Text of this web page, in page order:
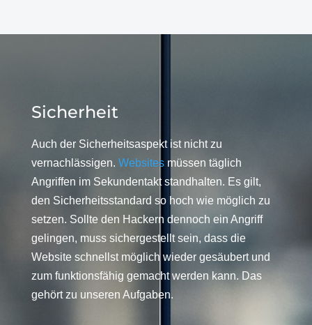
Sicherheit
Auch der Sicherheitsaspekt ist nicht zu
vernachlässigen. Websitesmüssen täglich
Angriffen im Sekundentakt standhalten. Es gilt,
den Sicherheitsstandard so hoch wie möglich zu
setzen. Sollte den Hackern dennoch ein Angriff
gelingen, muss sichergestellt sein, dass die
Website schnellst möglich wieder gesäubert und
zum funktionsfähig gemacht werden kann. Das
gehört zu unseren Aufgaben.